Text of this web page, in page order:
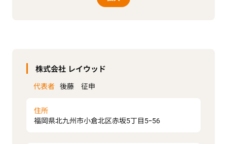
株式会社 レイウッド
代表者 後藤 征申
住所
福岡県北九州市小倉北区赤坂5丁目5ｰ56